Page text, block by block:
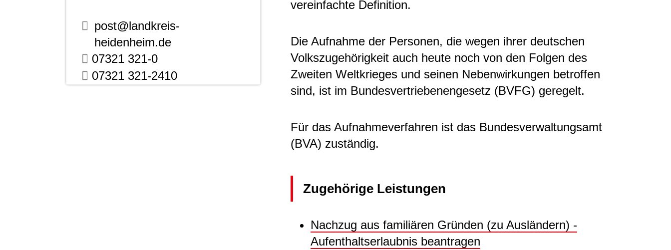
post@landkreis-
heidenheim.de
07321 321-0
07321 321-2410
vereinfachte Definition.
Die Aufnahme der Personen, die wegen ihrer deutschen
Volkszugehörigkeit auch heute noch von den Folgen des
Zweiten Weltkrieges und seinen Nebenwirkungen betroffen
sind, ist im Bundesvertriebenengesetz (BVFG) geregelt.
Für das Aufnahmeverfahren ist das Bundesverwaltungsamt
(BVA) zuständig.
Zugehörige Leistungen
Nachzug aus familiären Gründen (zu Ausländern) -
Aufenthaltserlaubnis beantragen